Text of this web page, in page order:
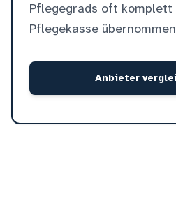
Pflegegrads oft komplett
Pflegekasse
Anbieter